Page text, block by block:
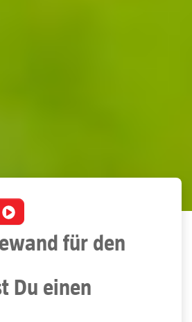
für den
Du einen